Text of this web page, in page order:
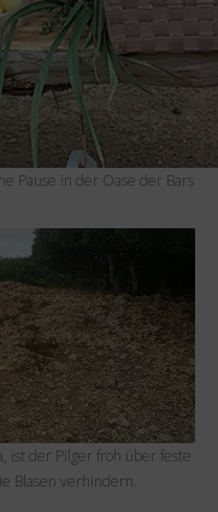
Pause in der Oase der Bars
ist der Pilger froh über feste
Blasen verhindern.